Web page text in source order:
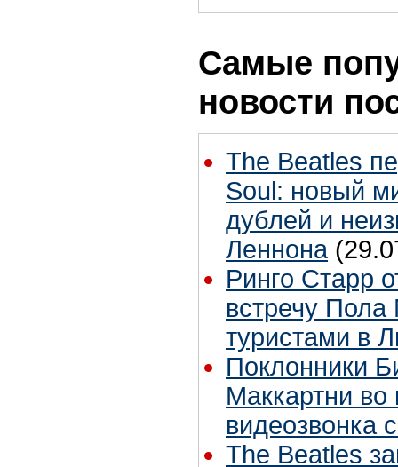
Самые
новости
The Beatles
Soul: новый
дублей и
Леннона
Ринго Старр
встречу Пола
туристами в
Поклонники
Маккартни во
видеозвонка
The Beatles